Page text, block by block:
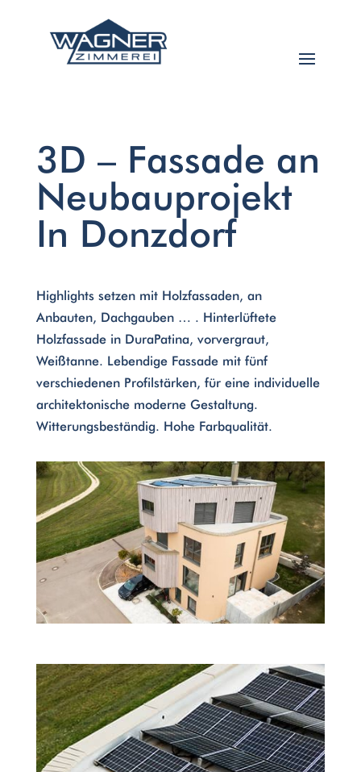
3D – Fassade an
Neubauprojekt
In Donzdorf
Highlights setzen mit Holzfassaden, an
Anbauten, Dachgauben … . Hinterlüftete
Holzfassade in DuraPatina, vorvergraut,
Weißtanne. Lebendige Fassade mit fünf
verschiedenen Profilstärken, für eine individuelle
architektonische moderne Gestaltung.
Witterungsbeständig. Hohe Farbqualität.